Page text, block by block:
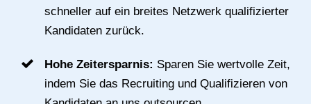
schneller auf ein breites Netzwerk qualifizierter
Kandidaten zurück.
Hohe Zeitersparnis: Sparen Sie wertvolle Zeit,
indem Sie das Recruiting und Qualifizieren von